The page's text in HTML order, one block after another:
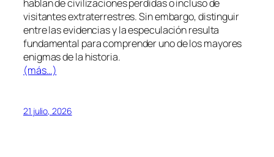
hablan de civilizaciones perdidas o incluso de
visitantes extraterrestres. Sin embargo, distinguir
entre las evidencias y la especulación resulta
fundamental para comprender uno de los mayores
enigmas de la historia.
(más…)
21 julio, 2026